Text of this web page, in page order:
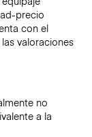
precio
con el
valoraciones
no
a la